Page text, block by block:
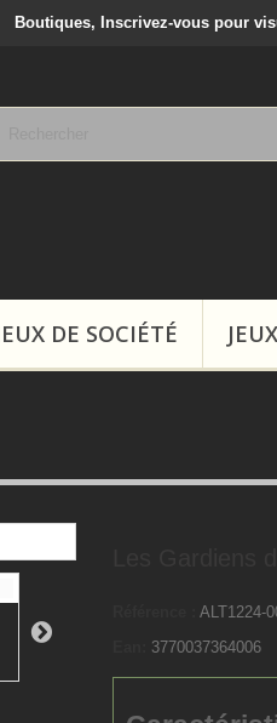
vous pour
DE SOCIÉTÉ
ALT1224-
3770037364006